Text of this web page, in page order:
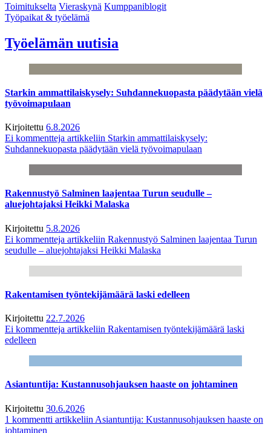
Toimitukselta Vieraskynä Kumppaniblogit
Työpaikat & työelämä
Työelämän uutisia
Starkin ammattilaiskysely: Suhdannekuopasta päädytään vielä
työvoimapulaan
Kirjoitettu 6.8.2026
Ei kommentteja artikkeliin Starkin ammattilaiskysely:
Suhdannekuopasta päädytään vielä työvoimapulaan
Rakennustyö Salminen laajentaa Turun seudulle –
aluejohtajaksi Heikki Malaska
Kirjoitettu 5.8.2026
Ei kommentteja artikkeliin Rakennustyö Salminen laajentaa Turun
seudulle – aluejohtajaksi Heikki Malaska
Rakentamisen työntekijämäärä laski edelleen
Kirjoitettu 22.7.2026
Ei kommentteja artikkeliin Rakentamisen työntekijämäärä laski
edelleen
Asiantuntija: Kustannusohjauksen haaste on johtaminen
Kirjoitettu 30.6.2026
1 kommentti artikkeliin Asiantuntija: Kustannusohjauksen haaste on
johtaminen